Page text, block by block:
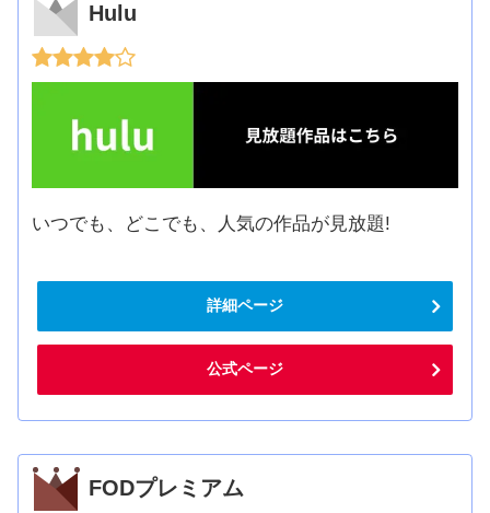
Hulu
いつでも、どこでも、人気の作品が見放題!
詳細ページ
公式ページ
FODプレミアム